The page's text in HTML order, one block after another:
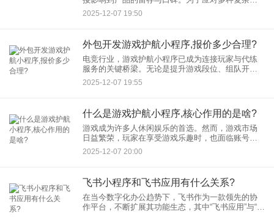
景，确保用户从下载到长期游玩的各个环节都能顺
畅无阻，“护航小程序”逐渐成为许多游戏团队的必备
2025-12-07 19:50
外包开发游戏护航小程序,报价多少合理?
电竞行业，游戏护航小程序已成为连接玩家与代练
服务的关键桥梁。无论是提升游戏段位、组队开展
游戏对战，还是进行游戏技能教学，此类小程序通
过精准匹配玩家需求，为其提供高效便捷的服务体
2025-12-07 19:55
什么是游戏护航小程序,核心作用的是啥?
游戏成为许多人休闲娱乐的首选。然而，游戏市场
日益繁荣，玩家在享受游戏乐趣时，也面临账号安
全、游戏流畅度、游戏环境优化等诸多挑战。为了
解决这些问题，一种新兴的工具——游戏护航小程
2025-12-07 20:00
飞书小程序和飞书应用有什么关系?
在当今数字化办公趋势下，飞书作为一款领先的协
作平台，不断扩展其功能生态，其中“飞书应用”与“飞